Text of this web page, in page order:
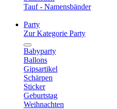
Tauf - Namensbänder
Party
Zur Kategorie Party
Babyparty
Ballons
Gipsartikel
Schärpen
Sticker
Geburtstag
Weihnachten